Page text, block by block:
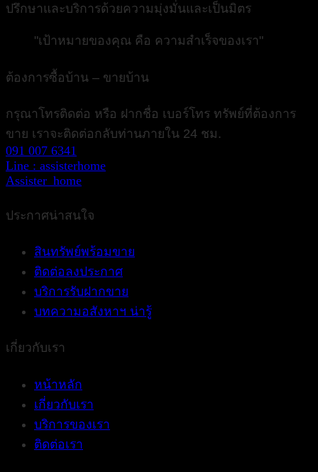
ปรึกษาและบริการด้วยความมุ่งมั่นและเป็นมิตร
"เป้าหมายของคุณ คือ ความสำเร็จของเรา"
ต้องการซื้อบ้าน – ขายบ้าน
กรุณาโทรติดต่อ หรือ ฝากชื่อ เบอร์โทร ทรัพย์ที่ต้องการ
ขาย เราจะติดต่อกลับท่านภายใน 24 ชม.
091 007 6341
Line : assisterhome
Assister_home
ประกาศน่าสนใจ
สินทรัพย์พร้อมขาย
ติดต่อลงประกาศ
บริการรับฝากขาย
บทความอสังหาฯ น่ารู้
เกี่ยวกับเรา
หน้าหลัก
เกี่ยวกับเรา
บริการของเรา
ติดต่อเรา